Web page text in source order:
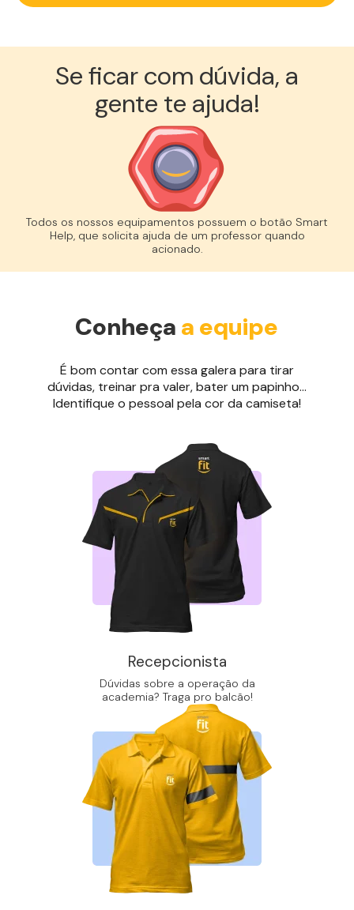
Se ficar com dúvida, a
gente te ajuda!︎
Todos os nossos equipamentos possuem o botão Smart
Help, que solicita ajuda de um professor quando
acionado.
Conheça a equipe
É bom contar com essa galera para tirar
dúvidas, treinar pra valer, bater um papinho...
Identifique o pessoal pela cor da camiseta!
Recepcionista
Dúvidas sobre a operação da
academia? Traga pro balcão!